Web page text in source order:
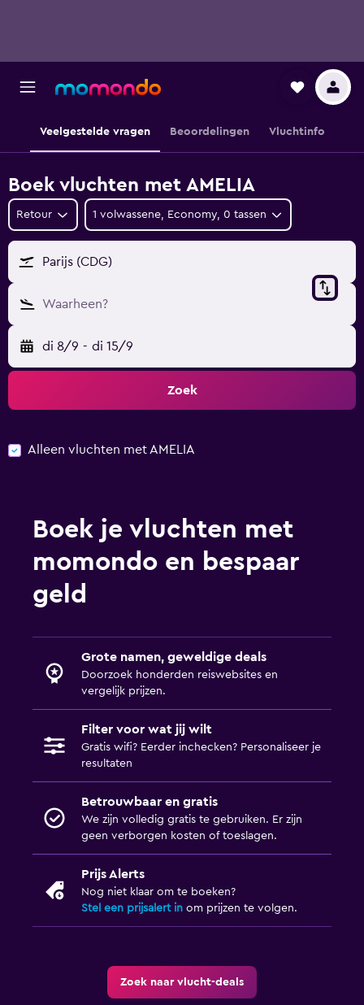
Veelgestelde vragen Beoordelingen Vluchtinfo
Boek vluchten met AMELIA
Retour 1 volwassene, Economy, 0 tassen
Parijs (CDG)
Waarheen?
di 8/9 - di 15/9
Zoek
Alleen vluchten met AMELIA
Boek je vluchten met
momondo en bespaar
geld
Grote namen, geweldige deals
Doorzoek honderden reiswebsites en
vergelijk prijzen.
Filter voor wat jij wilt
Gratis wifi? Eerder inchecken? Personaliseer je
resultaten
Betrouwbaar en gratis
We zijn volledig gratis te gebruiken. Er zijn
geen verborgen kosten of toeslagen.
Prijs Alerts
Nog niet klaar om te boeken?
Stel een prijsalert in om prijzen te volgen.
Zoek naar vlucht-deals